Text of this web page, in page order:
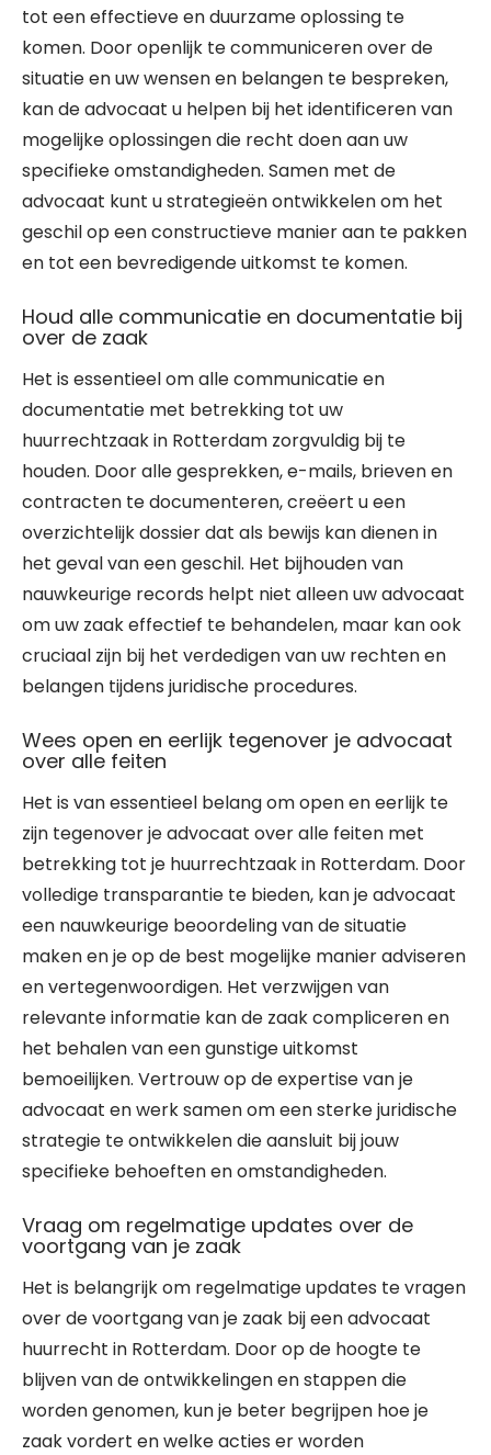
tot een effectieve en duurzame oplossing te
komen. Door openlijk te communiceren over de
situatie en uw wensen en belangen te bespreken,
kan de advocaat u helpen bij het identificeren van
mogelijke oplossingen die recht doen aan uw
specifieke omstandigheden. Samen met de
advocaat kunt u strategieën ontwikkelen om het
geschil op een constructieve manier aan te pakken
en tot een bevredigende uitkomst te komen.
Houd alle communicatie en documentatie bij
over de zaak
Het is essentieel om alle communicatie en
documentatie met betrekking tot uw
huurrechtzaak in Rotterdam zorgvuldig bij te
houden. Door alle gesprekken, e-mails, brieven en
contracten te documenteren, creëert u een
overzichtelijk dossier dat als bewijs kan dienen in
het geval van een geschil. Het bijhouden van
nauwkeurige records helpt niet alleen uw advocaat
om uw zaak effectief te behandelen, maar kan ook
cruciaal zijn bij het verdedigen van uw rechten en
belangen tijdens juridische procedures.
Wees open en eerlijk tegenover je advocaat
over alle feiten
Het is van essentieel belang om open en eerlijk te
zijn tegenover je advocaat over alle feiten met
betrekking tot je huurrechtzaak in Rotterdam. Door
volledige transparantie te bieden, kan je advocaat
een nauwkeurige beoordeling van de situatie
maken en je op de best mogelijke manier adviseren
en vertegenwoordigen. Het verzwijgen van
relevante informatie kan de zaak compliceren en
het behalen van een gunstige uitkomst
bemoeilijken. Vertrouw op de expertise van je
advocaat en werk samen om een sterke juridische
strategie te ontwikkelen die aansluit bij jouw
specifieke behoeften en omstandigheden.
Vraag om regelmatige updates over de
voortgang van je zaak
Het is belangrijk om regelmatige updates te vragen
over de voortgang van je zaak bij een advocaat
huurrecht in Rotterdam. Door op de hoogte te
blijven van de ontwikkelingen en stappen die
worden genomen, kun je beter begrijpen hoe je
zaak vordert en welke acties er worden